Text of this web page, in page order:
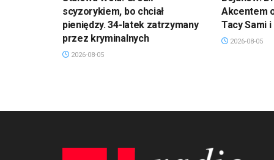
scyzorykiem, bo chciał
pieniędzy. 34-latek zatrzymany
przez kryminalnych
2026-08-05
Akcentem
Tacy Sami
2026-08-05